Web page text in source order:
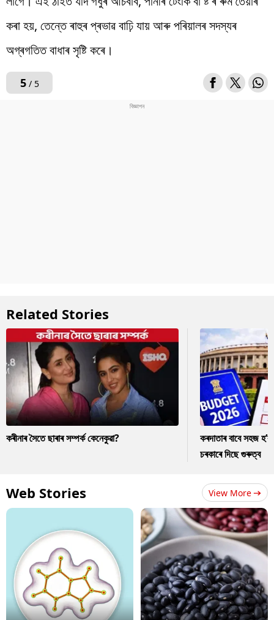
কৰা হয়, তেন্তে ৰাহুৰ প্ৰভাৱ বাঢ়ি যায় আৰু পৰিয়ালৰ সদস্যৰ
অগ্ৰগতিত বাধাৰ সৃষ্টি কৰে।
5/ 5
Related Stories
কৰীনাৰ সৈতে ছাৰাৰ সম্পৰ্ক কেনেকুৱা?
কৰদাতাৰ বাবে সহজ
চৰকাৰে দিছে গুৰুত্ব
Web Stories View More